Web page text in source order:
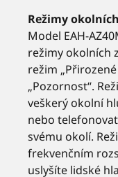
Režimy
Model EAH-
režimy okolních
režim
„Pozornost“.
veškerý okolní
nebo
svému okolí.
frekvenčním
uslyšíte lidské